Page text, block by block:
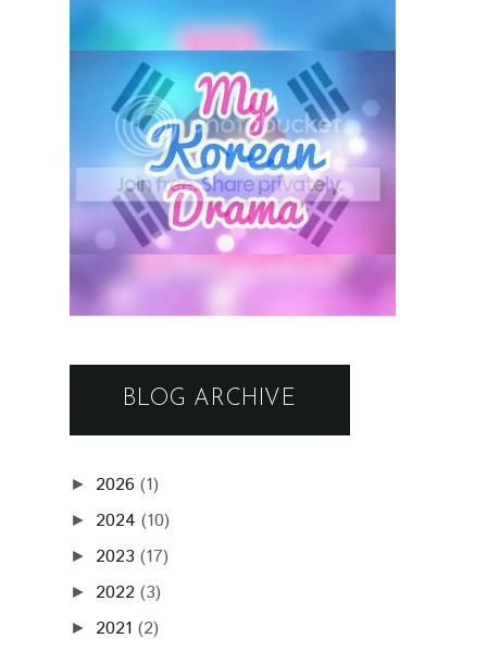
BLOG ARCHIVE
► 2026 (1)
► 2024 (10)
► 2023 (17)
► 2022 (3)
► 2021 (2)